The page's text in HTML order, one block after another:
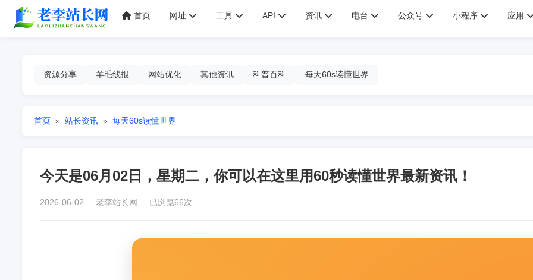
首页 网址 工具 API 资讯 电台 公众号 小程序 应用
资源分享 羊毛线报 网站优化 其他资讯 科普百科 每天60s读懂世界
首页 » 站长资讯 » 每天60s读懂世界
今天是06月02日，星期二，你可以在这里用60秒读懂世界最新资讯！
2026-06-02 老李站长网 已浏览66次